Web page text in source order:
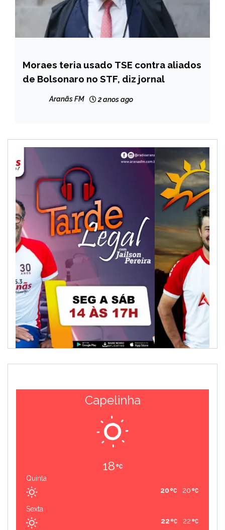
NOTÍCIAS
Moraes teria usado TSE contra aliados
de Bolsonaro no STF, diz jornal
Aranãs FM 2 anos ago
Capelinha
18
Quinta
20
20
Sexta
22
22